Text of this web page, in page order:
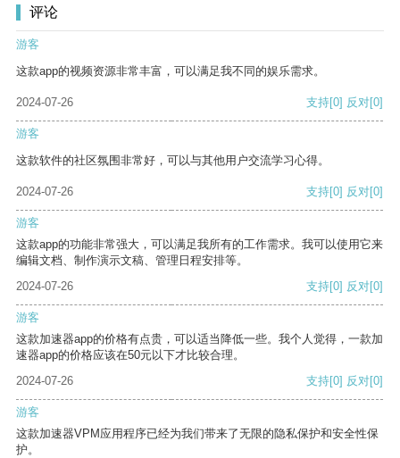
评论
游客
这款app的视频资源非常丰富，可以满足我不同的娱乐需求。
2024-07-26 支持[0] 反对[0]
游客
这款软件的社区氛围非常好，可以与其他用户交流学习心得。
2024-07-26 支持[0] 反对[0]
游客
这款app的功能非常强大，可以满足我所有的工作需求。我可以使用它来
编辑文档、制作演示文稿、管理日程安排等。
2024-07-26
支持[0] 反对[0]
游客
这款加速器app的价格有点贵，可以适当降低一些。我个人觉得，一款加
速器app的价格应该在50元以下才比较合理。
2024-07-26
支持[0] 反对[0]
游客
这款加速器VPM应用程序已经为我们带来了无限的隐私保护和安全性保
护。